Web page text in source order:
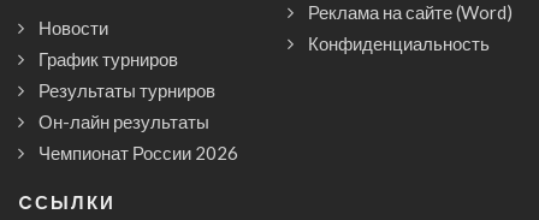
Новости
График турниров
Результаты турниров
Он-лайн результаты
Чемпионат России 2026
Реклама на сайте (Word)
Конфиденциальность
CСЫЛКИ